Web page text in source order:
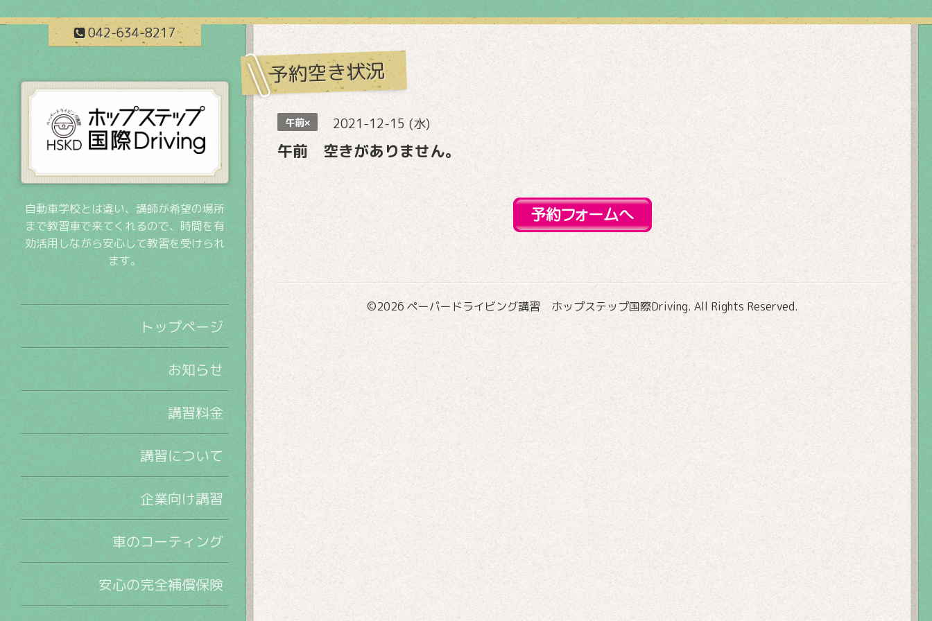
042-634-8217
予約空き状況
午前× 2021-12-15 (水)
午前 空きがありません。
©2026 ペーパードライビング講習 ホップステップ国際Driving. All Rights Reserved.
自動車学校とは違い、講師が希望の場所
まで教習車で来てくれるので、時間を有
効活用しながら安心して教習を受けられ
ます。
トップページ
お知らせ
講習料金
講習について
企業向け講習
車のコーティング
安心の完全補償保険